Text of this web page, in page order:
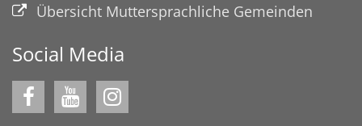
Übersicht Muttersprachliche Gemeinden
Social Media